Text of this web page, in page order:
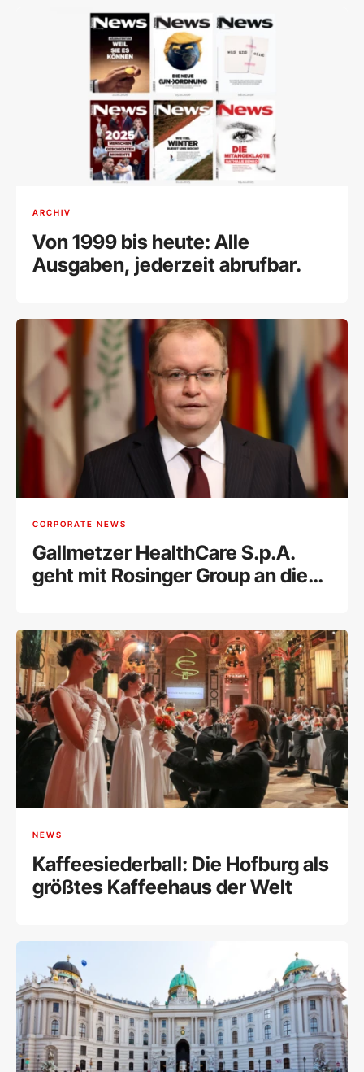
ARCHIV
Von 1999 bis heute: Alle
Ausgaben, jederzeit abrufbar.
CORPORATE NEWS
Gallmetzer HealthCare S.p.A.
geht mit Rosinger Group an die
NEWS
Kaffeesiederball: Die Hofburg als
größtes Kaffeehaus der Welt